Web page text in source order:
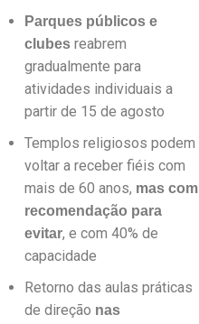
Parques públicos e
clubes reabrem
gradualmente para
atividades individuais a
partir de 15 de agosto
Templos religiosos podem
voltar a receber fiéis com
mais de 60 anos, mas com
recomendação para
evitar, e com 40% de
capacidade
Retorno das aulas práticas
de direção nas